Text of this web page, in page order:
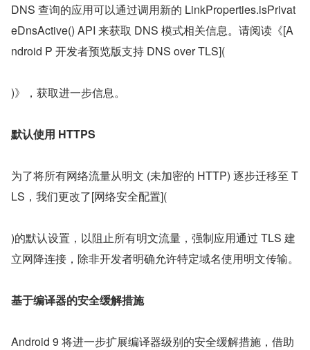
DNS 查询的应用可以通过调用新的 LinkProperties.isPrivat
eDnsActive() API 来获取 DNS 模式相关信息。请阅读《[A
ndroid P 开发者预览版支持 DNS over TLS](
)》，获取进一步信息。
默认使用 HTTPS
为了将所有网络流量从明文 (未加密的 HTTP) 逐步迁移至 T
LS，我们更改了[网络安全配置](
)的默认设置，以阻止所有明文流量，强制应用通过 TLS 建
立网降连接，除非开发者明确允许特定域名使用明文传输。
基于编译器的安全缓解措施
Android 9 将进一步扩展编译器级别的安全缓解措施，借助